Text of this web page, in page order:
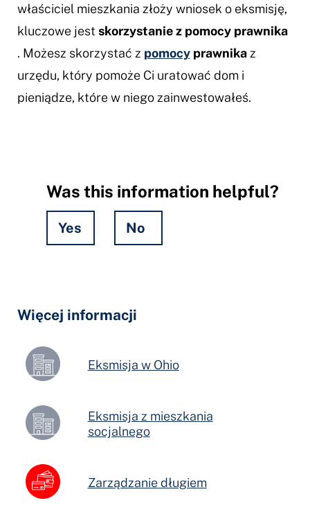
właściciel mieszkania złoży wniosek o eksmisję,
kluczowe jest skorzystanie z pomocy prawnika
. Możesz skorzystać z pomocy prawnikaz
urzędu, który pomoże Ci uratować dom i
pieniądze, które w niego zainwestowałeś.
Was this information helpful?
Yes No
Więcej informacji
Eksmisja w Ohio
Eksmisja z mieszkania
socjalnego
Zarządzanie długiem